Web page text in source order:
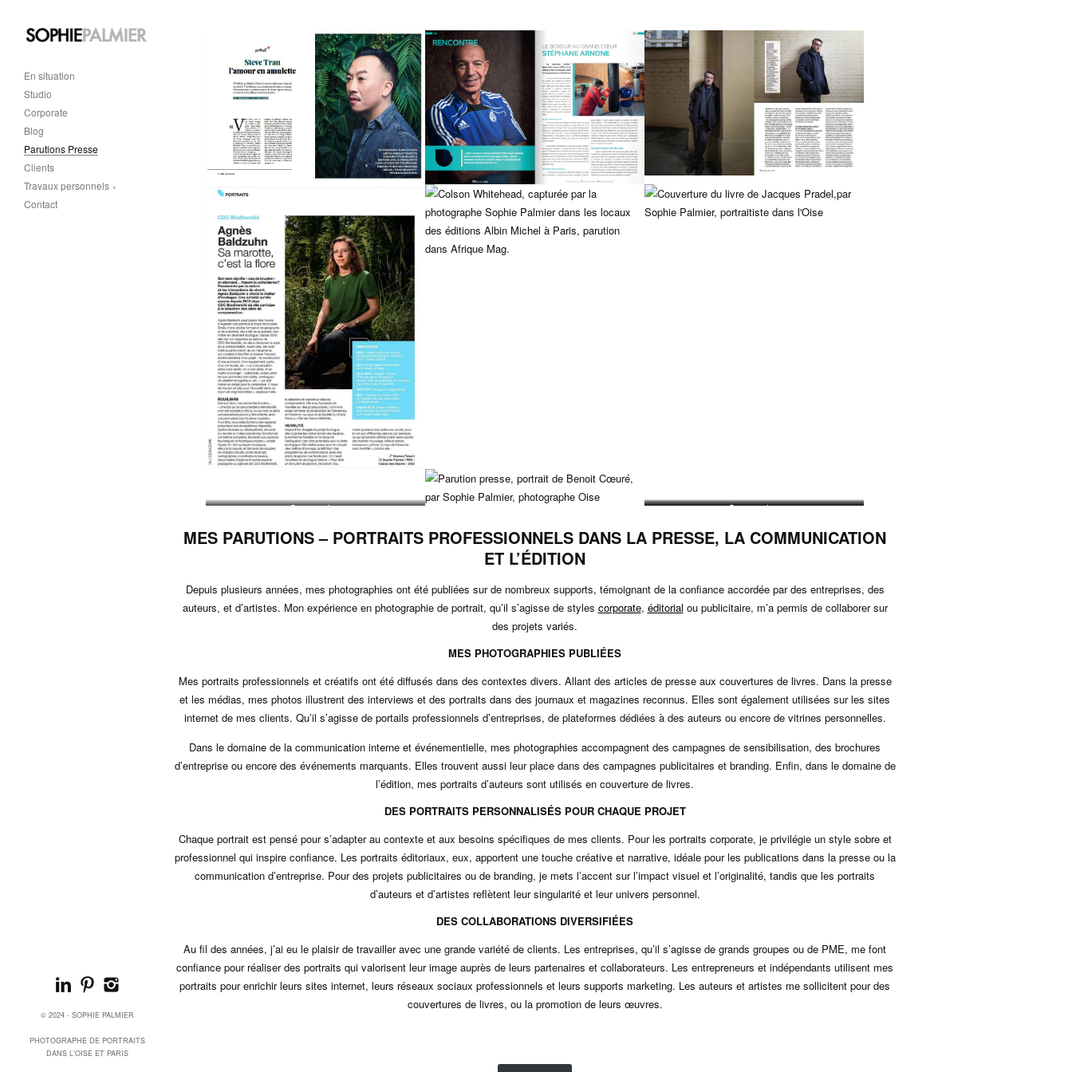
En situation
Studio
Corporate
Blog
Parutions Presse
Clients
Travaux personnels
Contact
© 2024 - SOPHIE PALMIER
PHOTOGRAPHE DE PORTRAITS
DANS L'OISE ET PARIS
Screenshot Screenshot
Screenshot
MES PARUTIONS – PORTRAITS PROFESSIONNELS DANS LA PRESSE, LA COMMUNICATION
ET L’ÉDITION
Depuis plusieurs années, mes photographies ont été publiées sur de nombreux supports, témoignant de la confiance accordée par des entreprises, des
auteurs, et d’artistes. Mon expérience en photographie de portrait, qu’il s’agisse de styles corporate, éditorial ou publicitaire, m’a permis de collaborer sur
des projets variés.
MES PHOTOGRAPHIES PUBLIÉES
Mes portraits professionnels et créatifs ont été diffusés dans des contextes divers. Allant des articles de presse aux couvertures de livres. Dans la presse
et les médias, mes photos illustrent des interviews et des portraits dans des journaux et magazines reconnus. Elles sont également utilisées sur les sites
internet de mes clients. Qu’il s’agisse de portails professionnels d’entreprises, de plateformes dédiées à des auteurs ou encore de vitrines personnelles.
Dans le domaine de la communication interne et événementielle, mes photographies accompagnent des campagnes de sensibilisation, des brochures
d’entreprise ou encore des événements marquants. Elles trouvent aussi leur place dans des campagnes publicitaires et branding. Enfin, dans le domaine de
l’édition, mes portraits d’auteurs sont utilisés en couverture de livres.
DES PORTRAITS PERSONNALISÉS POUR CHAQUE PROJET
Chaque portrait est pensé pour s’adapter au contexte et aux besoins spécifiques de mes clients. Pour les portraits corporate, je privilégie un style sobre et
professionnel qui inspire confiance. Les portraits éditoriaux, eux, apportent une touche créative et narrative, idéale pour les publications dans la presse ou la
communication d’entreprise. Pour des projets publicitaires ou de branding, je mets l’accent sur l’impact visuel et l’originalité, tandis que les portraits
d’auteurs et d’artistes reflètent leur singularité et leur univers personnel.
DES COLLABORATIONS DIVERSIFIÉES
Au fil des années, j’ai eu le plaisir de travailler avec une grande variété de clients. Les entreprises, qu’il s’agisse de grands groupes ou de PME, me font
confiance pour réaliser des portraits qui valorisent leur image auprès de leurs partenaires et collaborateurs. Les entrepreneurs et indépendants utilisent mes
portraits pour enrichir leurs sites internet, leurs réseaux sociaux professionnels et leurs supports marketing. Les auteurs et artistes me sollicitent pour des
couvertures de livres, ou la promotion de leurs œuvres.